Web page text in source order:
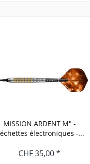
MISSION ARDENT M" -
électroniques -...
CHF 35,00 *